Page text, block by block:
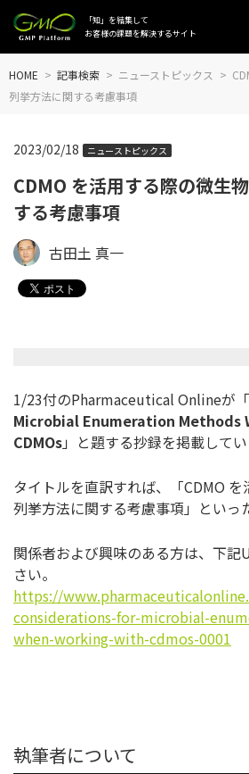
「知」を結集して
お客様の課題を解決するサイト
HOME 記事検索 ニューストピックス
列挙方法に関する考慮事項
CDMO を活用する際の微生
する考慮事項
2023/02/18 ニューストピックス
古田土 真一
1/23付のPharmaceutical Onlineが「
Microbial Enumeration Methods
CDMOs」と題する抄録を掲載してい
タイトルを直訳すれば、「CDMO
列挙方法に関する考慮事項」 といっ
関係者および興味のある方は、下記
さい。
https://www.
considerations-for-microbial-
when-working-with-cdmos-0001
執筆者について